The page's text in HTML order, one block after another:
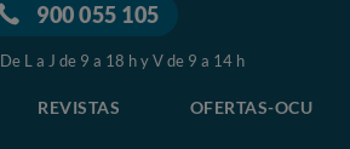
900 055 105
De L a J de 9 a 18 h y V de 9 a 14 h
REVISTAS OFERTAS-OCU